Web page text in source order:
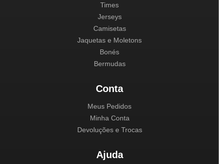
Times
Jerseys
Camisetas
Jaquetas e Moletons
Bonés
Bermudas
Conta
Meus Pedidos
Minha Conta
Devoluções e Trocas
Ajuda